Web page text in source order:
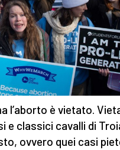
l’aborto è vietato.
e classici cavalli di
ovvero quei casi